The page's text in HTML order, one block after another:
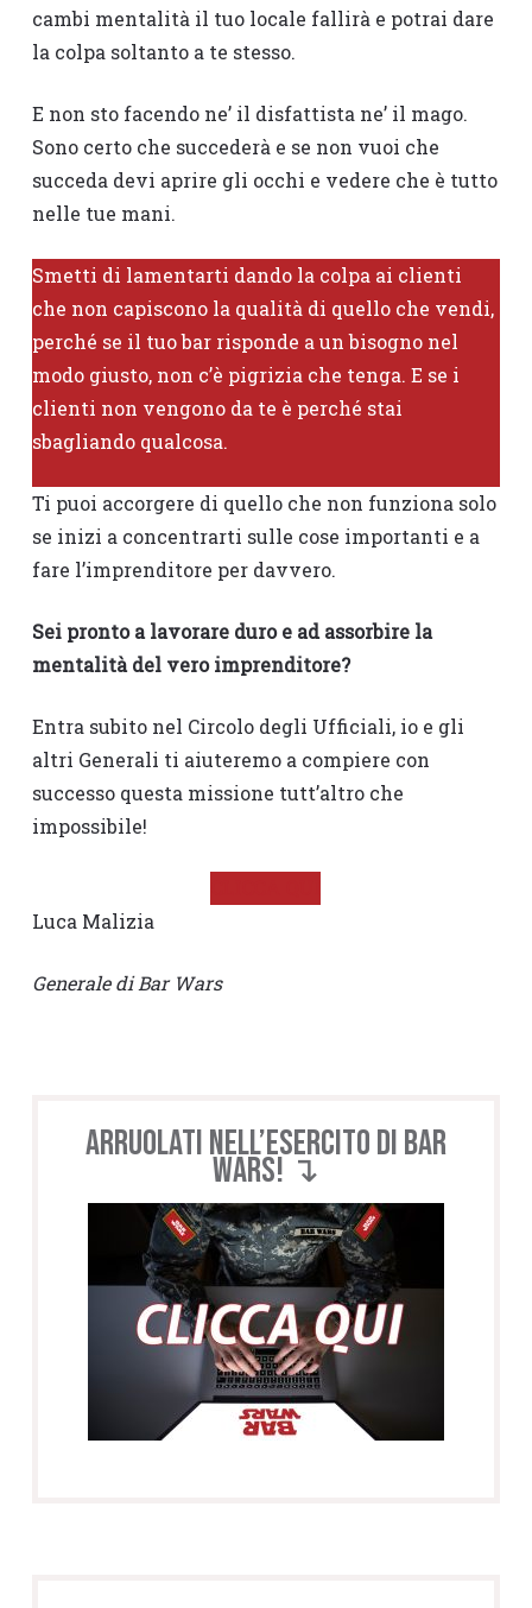
cambi mentalità il tuo locale fallirà e potrai dare
la colpa soltanto a te stesso.
E non sto facendo ne’ il disfattista ne’ il mago.
Sono certo che succederà e se non vuoi che
succeda devi aprire gli occhi e vedere che è tutto
nelle tue mani.
Smetti di lamentarti dando la colpa ai clienti
che non capiscono la qualità di quello che vendi,
perché se il tuo bar risponde a un bisogno nel
modo giusto, non c’è pigrizia che tenga. E se i
clienti non vengono da te è perché stai
sbagliando qualcosa.
Ti puoi accorgere di quello che non funziona solo
se inizi a concentrarti sulle cose importanti e a
fare l’imprenditore per davvero.
Sei pronto a lavorare duro e ad assorbire la
mentalità del vero imprenditore?
Entra subito nel Circolo degli Ufficiali, io e gli
altri Generali ti aiuteremo a compiere con
successo questa missione tutt’altro che
impossibile!
Luca Malizia
Generale di Bar Wars
Arruolati nell’esercito di BAR
WARS! ↴